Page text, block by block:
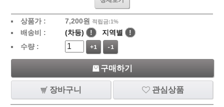
상품가 : 7,200원 적립금:1%
배송비 : (차등) ! 지역별
!
수량 :
+1 -1
구매하기
장바구니 관심상품